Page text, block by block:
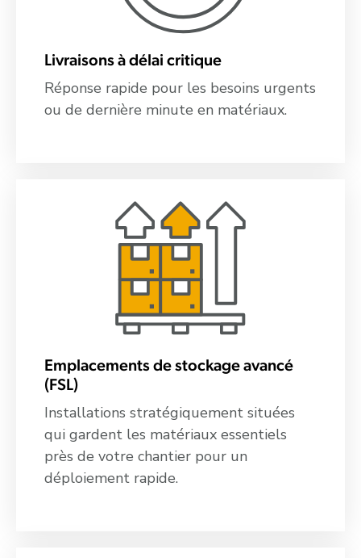
Livraisons à délai critique
Réponse rapide pour les besoins urgents
ou de dernière minute en matériaux.
Emplacements de stockage avancé
(FSL)
Installations stratégiquement situées
qui gardent les matériaux essentiels
près de votre chantier pour un
déploiement rapide.